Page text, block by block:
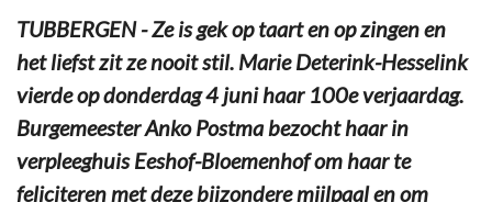
TUBBERGEN - Ze is gek op taart en op zingen en
het liefst zit ze nooit stil. Marie Deterink-Hesselink
vierde op donderdag 4 juni haar 100e verjaardag.
Burgemeester Anko Postma bezocht haar in
verpleeghuis Eeshof-Bloemenhof om haar te
feliciteren met deze bijzondere mijlpaal en om